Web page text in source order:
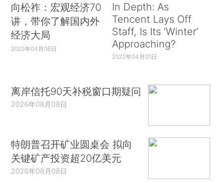
向松祚：宏观经济70
讲，带你了解国内外
经济大局
2022年04月06日
In Depth: As
Tencent Lays Off
Staff, Is Its ‘Winter’
Approaching?
2022年04月01日
离岸信托90天补税窗口期疑问
2026年08月08日
特朗普召开矿业圆桌会 拟向
关键矿产投资超20亿美元
2026年08月08日